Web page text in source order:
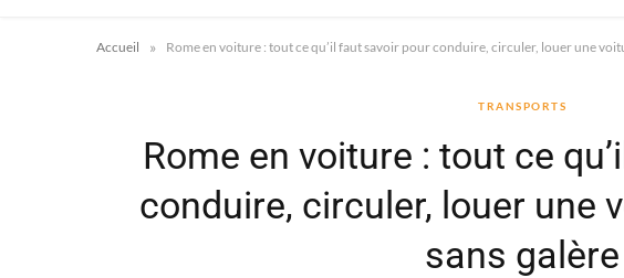
Accueil » Rome en voiture : tout ce qu’il faut savoir pour conduire, circuler, louer une
TRANSPORTS
Rome en voiture : tout ce
conduire, circuler, louer une
sans galère